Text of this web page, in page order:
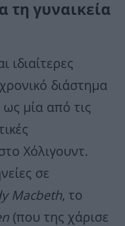
τη γυναικεία
ιδιαίτερες
διάστημα
ως μία από τις
Χόλιγουντ.
σε
Macbeth, το
(που της χάρισε